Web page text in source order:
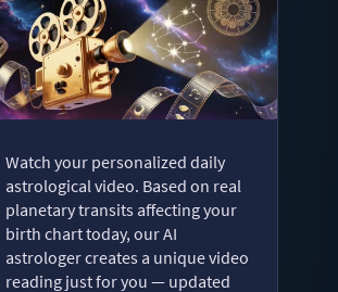
Watch your personalized daily
astrological video. Based on real
planetary transits affecting your
birth chart today, our AI
astrologer creates a unique video
reading just for you — updated